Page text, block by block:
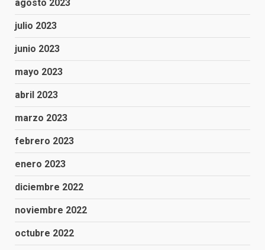
agosto 2023
julio 2023
junio 2023
mayo 2023
abril 2023
marzo 2023
febrero 2023
enero 2023
diciembre 2022
noviembre 2022
octubre 2022